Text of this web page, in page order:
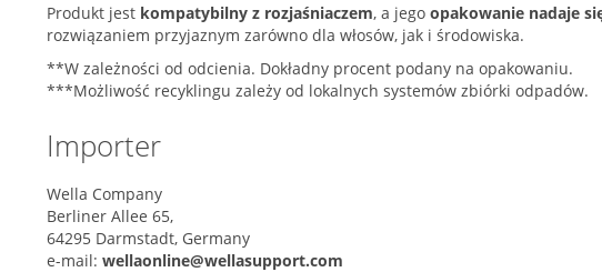
Produkt jest kompatybilny z rozjaśniaczem, a jego opakowanie nadaje
rozwiązaniem przyjaznym zarówno dla włosów, jak i środowiska.
**W zależności od odcienia. Dokładny procent podany na opakowaniu.
***Możliwość recyklingu zależy od lokalnych systemów zbiórki odpadów.
Importer
Wella Company
Berliner Allee 65,
64295 Darmstadt, Germany
e-mail: wellaonline@wellasupport.com